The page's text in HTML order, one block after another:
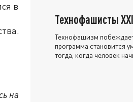
в
на
Технофашисты
Технофашизм
программа становится
тогда, когда человек